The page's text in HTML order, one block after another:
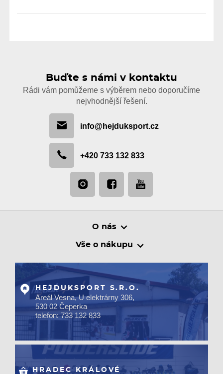
Buďte s námi v kontaktu
Rádi vám pomůžeme s výběrem nebo doporučíme
nejvhodnější řešení.
info@hejduksport.cz
+420 733 132 833
O nás
Vše o nákupu
HEJDUKSPORT S.R.O.
Areál Vesna, U elektrárny 306,
530 02 Čeperka
telefon: 733 132 833
HRADEC KRÁLOVÉ